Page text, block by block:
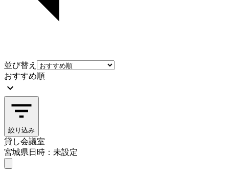
並び替え
おすすめ順
絞り込み
貸し会議室
宮城県日時：未設定